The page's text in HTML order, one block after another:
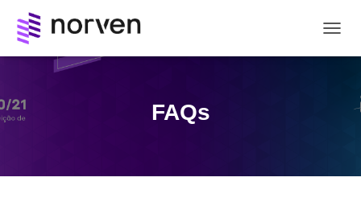
FAQs